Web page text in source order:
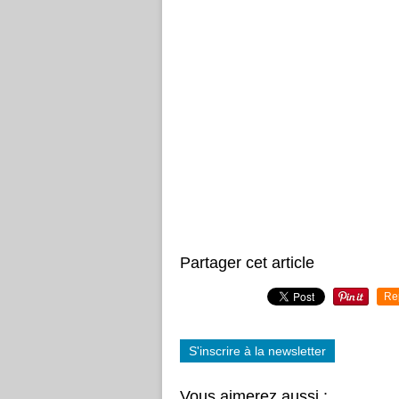
Partager cet article
S'inscrire à la newsletter